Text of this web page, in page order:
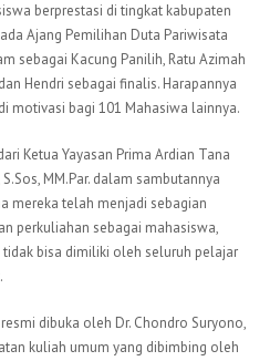
berprestasi di tingkat kabupaten
Ajang Pemilihan Duta Pariwisata
sebagai Kacung Panilih, Ratu Azimah
Hendri sebagai finalis. Harapannya
motivasi bagi 101 Mahasiwa lainnya.
Ketua Yayasan Prima Ardian Tana
MM.Par. dalam sambutannya
mereka telah menjadi sebagian
perkuliahan sebagai mahasiswa,
bisa dimiliki oleh seluruh pelajar
dibuka oleh Dr. Chondro Suryono,
kuliah umum yang dibimbing oleh